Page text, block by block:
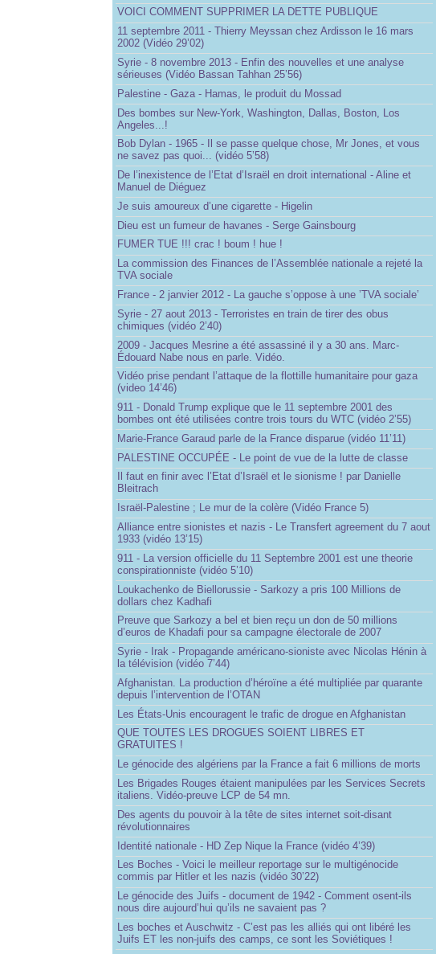
VOICI COMMENT SUPPRIMER LA DETTE PUBLIQUE
11 septembre 2011 - Thierry Meyssan chez Ardisson le 16 mars
2002 (Vidéo 29’02)
Syrie - 8 novembre 2013 - Enfin des nouvelles et une analyse
sérieuses (Vidéo Bassan Tahhan 25’56)
Palestine - Gaza - Hamas, le produit du Mossad
Des bombes sur New-York, Washington, Dallas, Boston, Los
Angeles...!
Bob Dylan - 1965 - Il se passe quelque chose, Mr Jones, et vous
ne savez pas quoi... (vidéo 5’58)
De l’inexistence de l’Etat d’Israël en droit international - Aline et
Manuel de Diéguez
Je suis amoureux d’une cigarette - Higelin
Dieu est un fumeur de havanes - Serge Gainsbourg
FUMER TUE !!! crac ! boum ! hue !
La commission des Finances de l’Assemblée nationale a rejeté la
TVA sociale
France - 2 janvier 2012 - La gauche s’oppose à une ’TVA sociale’
Syrie - 27 aout 2013 - Terroristes en train de tirer des obus
chimiques (vidéo 2’40)
2009 - Jacques Mesrine a été assassiné il y a 30 ans. Marc-
Édouard Nabe nous en parle. Vidéo.
Vidéo prise pendant l’attaque de la flottille humanitaire pour gaza
(video 14’46)
911 - Donald Trump explique que le 11 septembre 2001 des
bombes ont été utilisées contre trois tours du WTC (vidéo 2’55)
Marie-France Garaud parle de la France disparue (vidéo 11’11)
PALESTINE OCCUPÉE - Le point de vue de la lutte de classe
Il faut en finir avec l’Etat d’Israël et le sionisme ! par Danielle
Bleitrach
Israël-Palestine ; Le mur de la colère (Vidéo France 5)
Alliance entre sionistes et nazis - Le Transfert agreement du 7 aout
1933 (vidéo 13’15)
911 - La version officielle du 11 Septembre 2001 est une theorie
conspirationniste (vidéo 5’10)
Loukachenko de Biellorussie - Sarkozy a pris 100 Millions de
dollars chez Kadhafi
Preuve que Sarkozy a bel et bien reçu un don de 50 millions
d’euros de Khadafi pour sa campagne électorale de 2007
Syrie - Irak - Propagande américano-sioniste avec Nicolas Hénin à
la télévision (vidéo 7’44)
Afghanistan. La production d’héroïne a été multipliée par quarante
depuis l’intervention de l’OTAN
Les États-Unis encouragent le trafic de drogue en Afghanistan
QUE TOUTES LES DROGUES SOIENT LIBRES ET
GRATUITES !
Le génocide des algériens par la France a fait 6 millions de morts
Les Brigades Rouges étaient manipulées par les Services Secrets
italiens. Vidéo-preuve LCP de 54 mn.
Des agents du pouvoir à la tête de sites internet soit-disant
révolutionnaires
Identité nationale - HD Zep Nique la France (vidéo 4’39)
Les Boches - Voici le meilleur reportage sur le multigénocide
commis par Hitler et les nazis (vidéo 30’22)
Le génocide des Juifs - document de 1942 - Comment osent-ils
nous dire aujourd’hui qu’ils ne savaient pas ?
Les boches et Auschwitz - C’est pas les alliés qui ont libéré les
Juifs ET les non-juifs des camps, ce sont les Soviétiques !